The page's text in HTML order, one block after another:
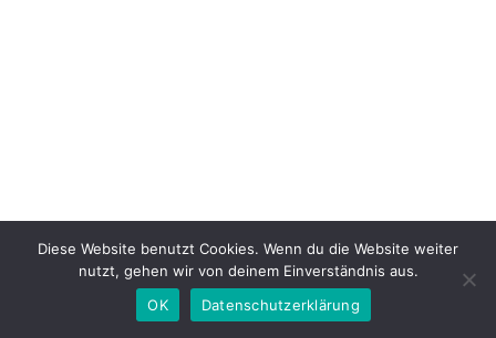
Diese Website benutzt Cookies. Wenn du die Website weiter
nutzt, gehen wir von deinem Einverständnis aus.
OK
Datenschutzerklärung